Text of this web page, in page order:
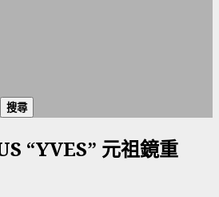
“YVES” 元祖鏡重